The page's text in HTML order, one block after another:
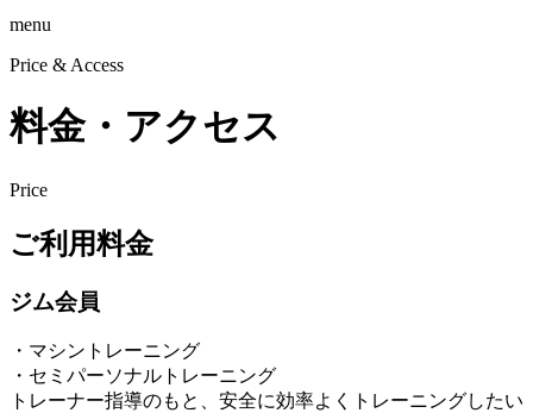
menu
Price & Access
料金・アクセス
Price
ご利用料金
ジム会員
・マシントレーニング
・セミパーソナルトレーニング
トレーナー指導のもと、安全に効率よくトレーニングしたい